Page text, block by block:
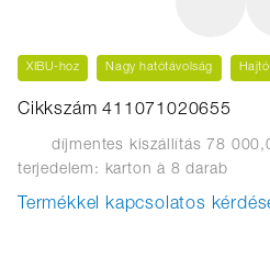
XIBU-hoz Nagy hatótávolság
Cikkszám 411071020655
díjmentes kiszállítás 78
terjedelem: karton à 8 darab
Termékkel kapcsolatos